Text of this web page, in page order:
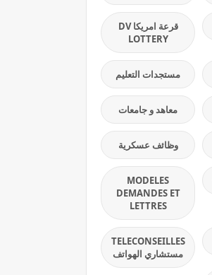
قرعة امريكا DV
LOTTERY
مستجدات التعليم
معاهد و جامعات
وظائف عسكرية
MODELES
DEMANDES ET
LETTRES
TELECONSEILLES
مستشاري الهواتف